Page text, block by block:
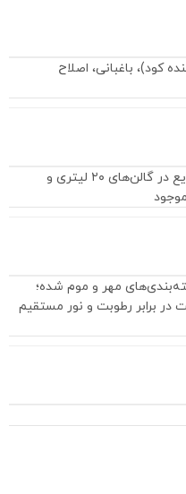
کود)، باغبانی، اصلاح
کیسه‌های ۲۵ و 10 کیلوگرمی؛ محلول مایع در گالن‌های ۲۰ لیتری و
مهر و موم شده؛
محافظت در برابر رطوبت و نور مستقیم